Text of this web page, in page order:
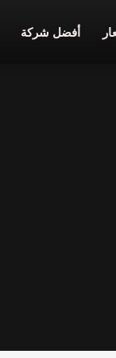
أفضل شركة